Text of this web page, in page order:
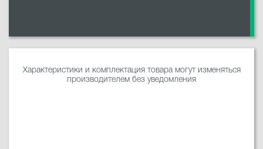
Характеристики и комплектация товара могут изменяться
производителем без уведомления